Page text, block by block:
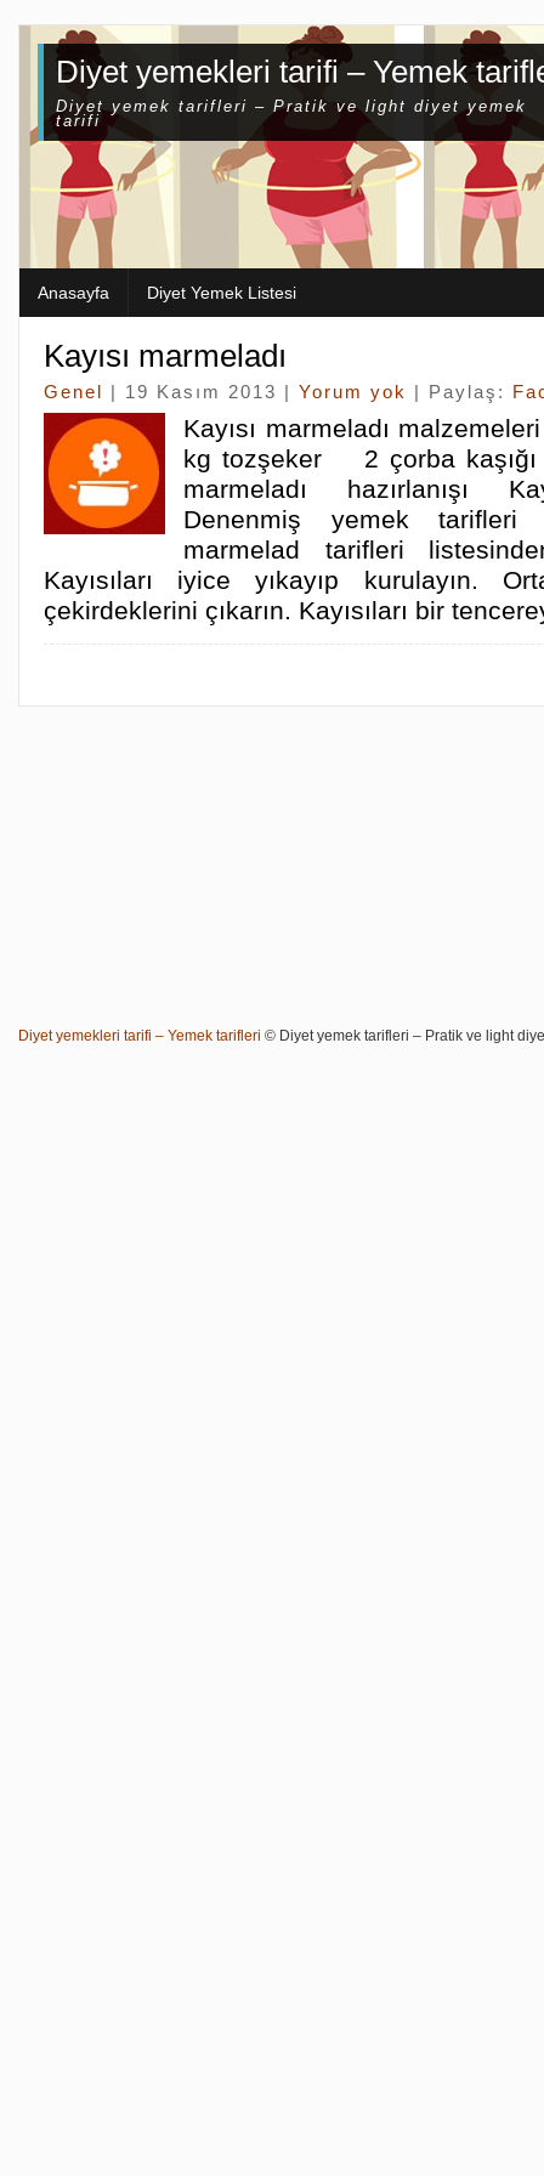
Diyet yemekleri tarifi – Yemek
Diyet yemek tarifleri – Pratik ve light diyet yemek
tarifi
Anasayfa Diyet Yemek Listesi
Kayısı marmeladı
Genel | 19 Kasım 2013 | Yorum yok | Paylaş:
Kayısı marmeladı
kg tozşeker 2 çorba kaşığı
marmeladı hazırlanışı
Denenmiş yemek tarifleri
marmelad tarifleri
Kayısıları iyice yıkayıp kurulayın.
çekirdeklerini çıkarın. Kayısıları bir
Diyet yemekleri tarifi – Yemek tarifleri © Diyet yemek tarifleri – Pratik ve light